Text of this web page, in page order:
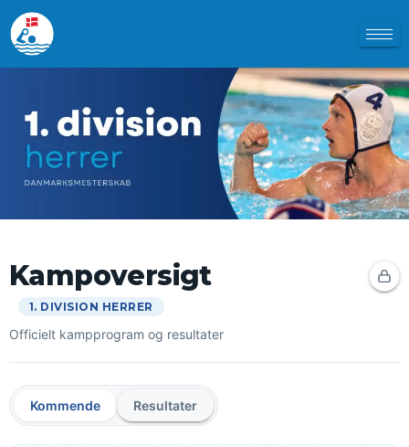
Kampoversigt
1. DIVISION HERRER
Officielt kampprogram og resultater
Kommende Resultater